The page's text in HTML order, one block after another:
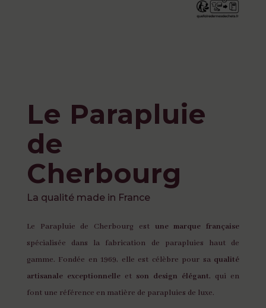
Le Parapluie
de
Cherbourg
La qualité made in France
Le Parapluie de Cherbourg est une marque française
spécialisée dans la fabrication de parapluies haut de
gamme. Fondée en 1969, elle est célèbre pour sa qualité
artisanale exceptionnelleet son design élégant, qui en
font une référence en matière de parapluies de luxe.